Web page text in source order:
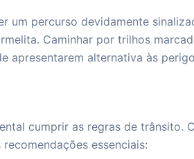
um percurso devidamente
Caminhar por trilhos
apresentarem alternativa às
cumprir as regras de
essenciais: